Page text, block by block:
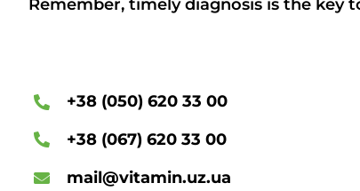
Remember, timely diagnosis is the key
+38 (050) 620 33 00
+38 (067) 620 33 00
mail@vitamin.uz.ua